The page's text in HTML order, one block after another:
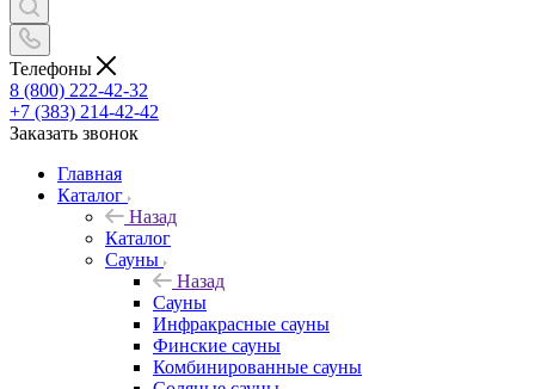
Телефоны
8 (800) 222-42-32
+7 (383) 214-42-42
Заказать звонок
Главная
Каталог
Назад
Каталог
Сауны
Назад
Сауны
Инфракрасные сауны
Финские сауны
Комбинированные сауны